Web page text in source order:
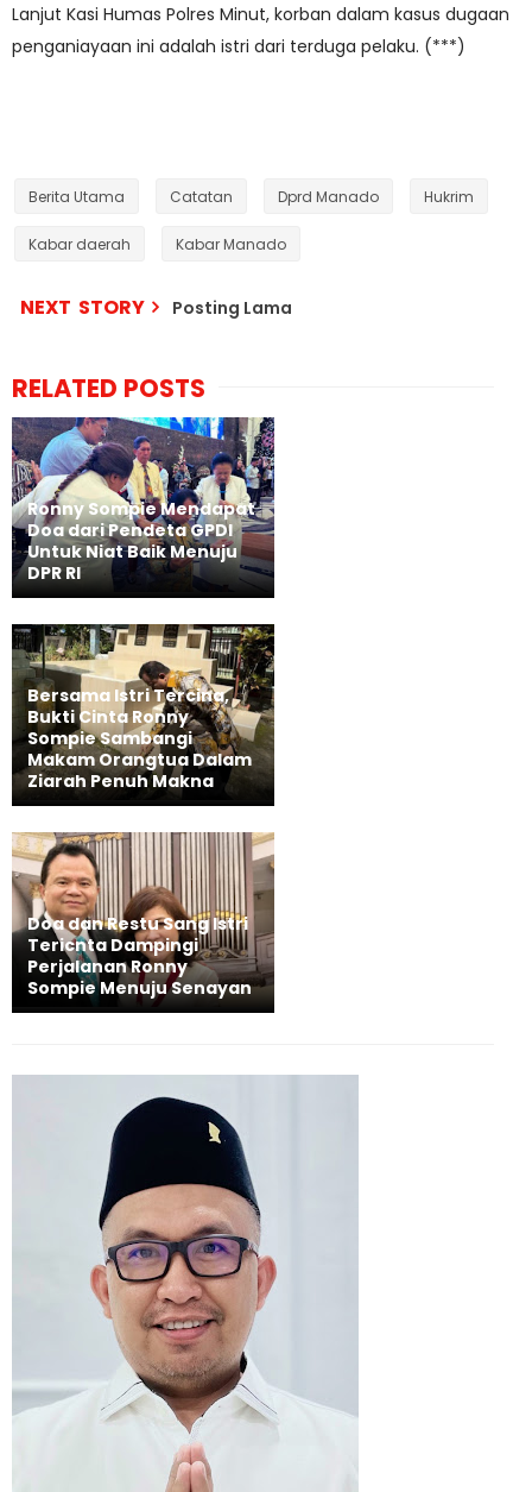
Lanjut Kasi Humas Polres Minut, korban dalam kasus dugaan
penganiayaan ini adalah istri dari terduga pelaku. (***)
Berita Utama Catatan Dprd Manado Hukrim
Kabar daerah Kabar Manado
NEXT STORY Posting Lama
RELATED POSTS
Ronny Sompie Mendapat
Doa dari Pendeta GPDI
Untuk Niat Baik Menuju
DPR RI
Bersama Istri Tercina,
Bukti Cinta Ronny
Sompie Sambangi
Makam Orangtua Dalam
Ziarah Penuh Makna
Doa dan Restu Sang Istri
Tericnta Dampingi
Perjalanan Ronny
Sompie Menuju Senayan